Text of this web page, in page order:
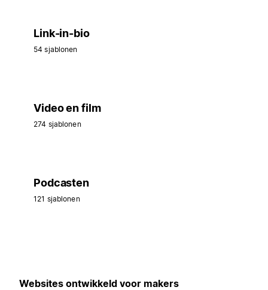
Link-in-bio
54 sjablonen
Video en film
274 sjablonen
Podcasten
121 sjablonen
Websites ontwikkeld voor makers